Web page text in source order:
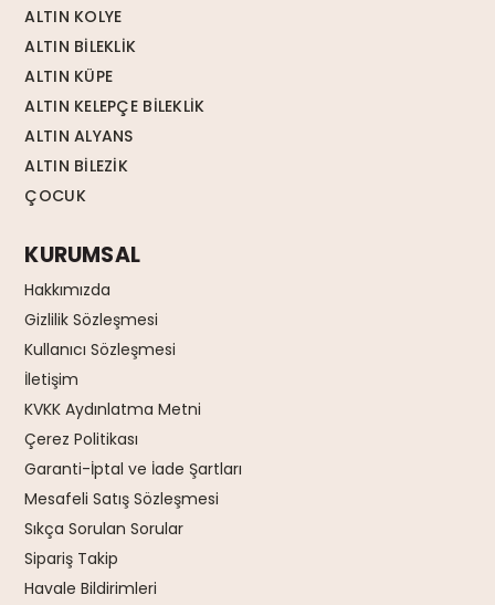
ALTIN KOLYE
ALTIN BİLEKLİK
ALTIN KÜPE
ALTIN KELEPÇE BİLEKLİK
ALTIN ALYANS
ALTIN BİLEZİK
ÇOCUK
KURUMSAL
Hakkımızda
Gizlilik Sözleşmesi
Kullanıcı Sözleşmesi
İletişim
KVKK Aydınlatma Metni
Çerez Politikası
Garanti-İptal ve İade Şartları
Mesafeli Satış Sözleşmesi
Sıkça Sorulan Sorular
Sipariş Takip
Havale Bildirimleri